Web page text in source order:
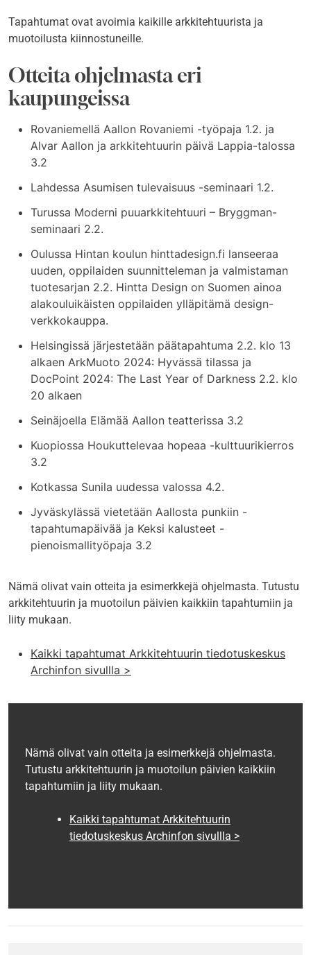
Tapahtumat ovat avoimia kaikille arkkitehtuurista ja
muotoilusta kiinnostuneille.
Otteita ohjelmasta eri
kaupungeissa
Rovaniemellä Aallon Rovaniemi -työpaja 1.2. ja
Alvar Aallon ja arkkitehtuurin päivä Lappia-talossa
3.2
Lahdessa Asumisen tulevaisuus -seminaari 1.2.
Turussa Moderni puuarkkitehtuuri – Bryggman-
seminaari 2.2.
Oulussa Hintan koulun hinttadesign.fi lanseeraa
uuden, oppilaiden suunnitteleman ja valmistaman
tuotesarjan 2.2. Hintta Design on Suomen ainoa
alakouluikäisten oppilaiden ylläpitämä design-
verkkokauppa.
Helsingissä järjestetään päätapahtuma 2.2. klo 13
alkaen ArkMuoto 2024: Hyvässä tilassa ja
DocPoint 2024: The Last Year of Darkness 2.2. klo
20 alkaen
Seinäjoella Elämää Aallon teatterissa 3.2
Kuopiossa Houkuttelevaa hopeaa -kulttuurikierros
3.2
Kotkassa Sunila uudessa valossa 4.2.
Jyväskylässä vietetään Aallosta punkiin -
tapahtumapäivää ja Keksi kalusteet -
pienoismallityöpaja 3.2
Nämä olivat vain otteita ja esimerkkejä ohjelmasta. Tutustu
arkkitehtuurin ja muotoilun päivien kaikkiin tapahtumiin ja
liity mukaan.
Kaikki tapahtumat Arkkitehtuurin tiedotuskeskus
Archinfon sivullla >
Nämä olivat vain otteita ja esimerkkejä ohjelmasta.
Tutustu arkkitehtuurin ja muotoilun päivien kaikkiin
tapahtumiin ja liity mukaan.
Kaikki tapahtumat Arkkitehtuurin
tiedotuskeskus Archinfon sivullla >